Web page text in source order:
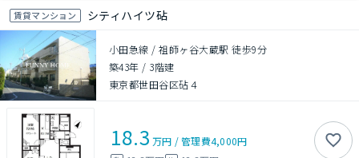
賃貸マンション シティハイツ砧
小田急線 / 祖師ヶ谷大蔵駅 徒歩9分
築43年 / 3階建
東京都世田谷区砧４
18.3 万円 /管理費4,000円